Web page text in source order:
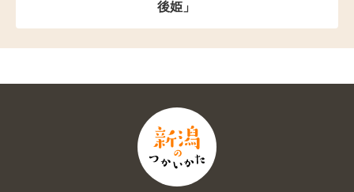
後姫」